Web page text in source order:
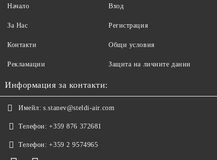
Начало
За Нас
Контакти
Рекламации
Вход
Регистрация
Общи условия
Защита на личните данни
Информация за контакти:
Имейл: s.stanev@steldi-air.com
Телефон: +359 876 372681
Телефон: +359 2 9574965